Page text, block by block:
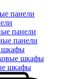
панели
панели
панели
шкафы
шкафы
шкафы